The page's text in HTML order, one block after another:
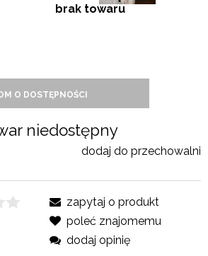
brak towaru
O DOSTĘPNOŚCI
niedostępny
dodaj do przechowalni
zapytaj o produkt
poleć znajomemu
dodaj opinię